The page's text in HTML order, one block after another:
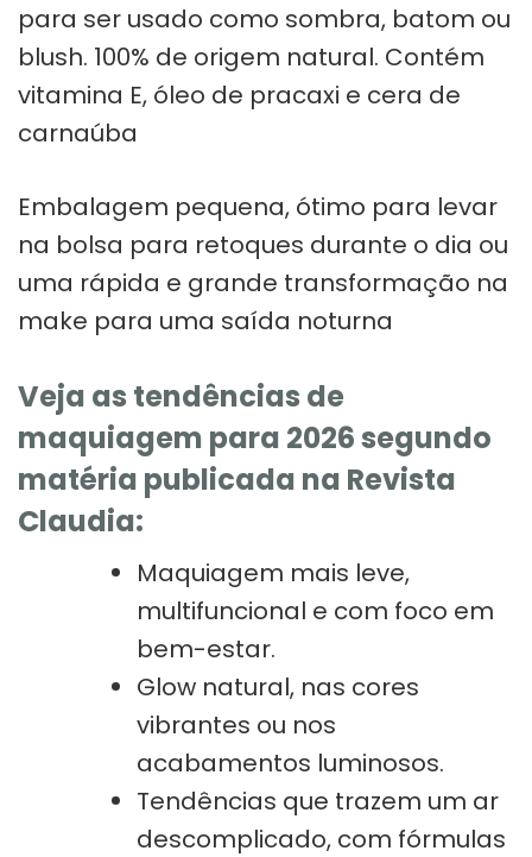
para ser usado como sombra, batom ou
blush. 100% de origem natural. Contém
vitamina E, óleo de pracaxi e cera de
carnaúba
Embalagem pequena, ótimo para levar
na bolsa para retoques durante o dia ou
uma rápida e grande transformação na
make para uma saída noturna
Veja as tendências de
maquiagem para 2026 segundo
matéria publicada na Revista
Claudia:
Maquiagem mais leve,
multifuncional e com foco em
bem-estar.
Glow natural, nas cores
vibrantes ou nos
acabamentos luminosos.
Tendências que trazem um ar
descomplicado, com fórmulas